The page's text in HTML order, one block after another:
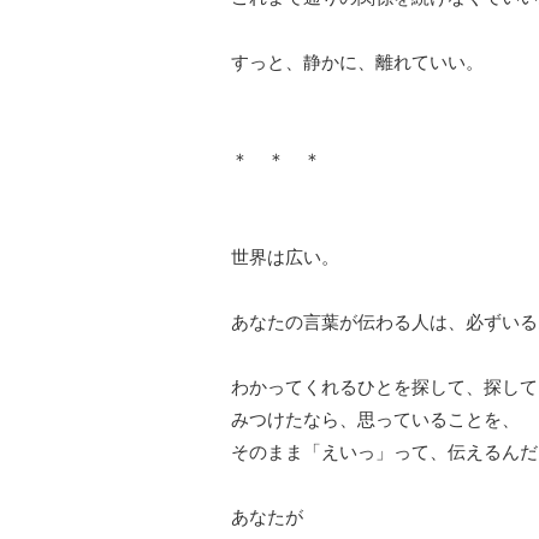
すっと、静かに、離れていい。
＊ ＊ ＊
世界は広い。
あなたの言葉が伝わる人は、必ずいる
わかってくれるひとを探して、探して
みつけたなら、思っていることを、
そのまま「えいっ」って、伝えるんだ
あなたが